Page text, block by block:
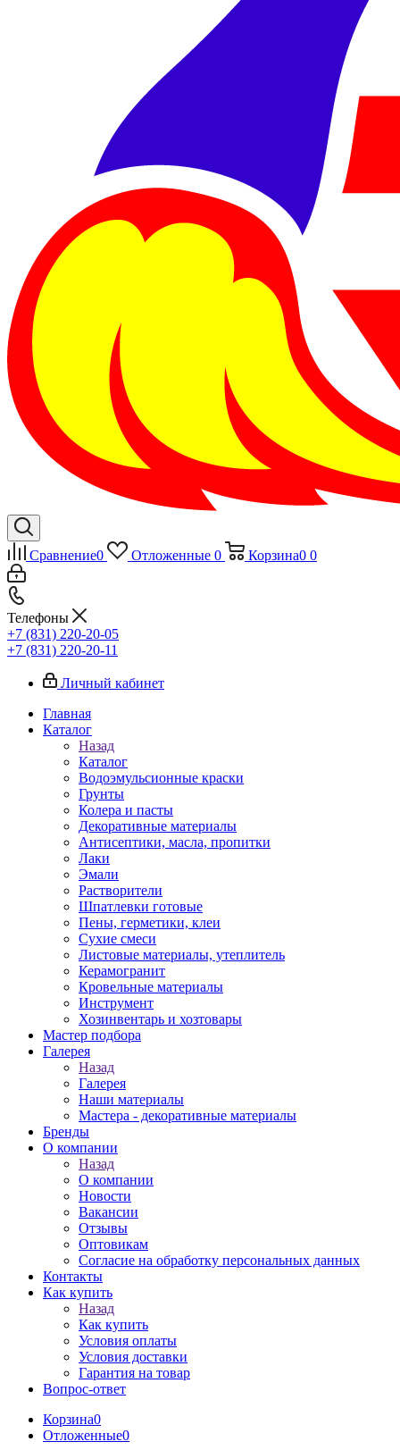
Сравнение0 Отложенные 0 Корзина0 0
Телефоны
+7 (831) 220-20-05
+7 (831) 220-20-11
Личный кабинет
Главная
Каталог
Назад
Каталог
Водоэмульсионные краски
Грунты
Колера и пасты
Декоративные материалы
Антисептики, масла, пропитки
Лаки
Эмали
Растворители
Шпатлевки готовые
Пены, герметики, клеи
Сухие смеси
Листовые материалы, утеплитель
Керамогранит
Кровельные материалы
Инструмент
Хозинвентарь и хозтовары
Мастер подбора
Галерея
Назад
Галерея
Наши материалы
Мастера - декоративные материалы
Бренды
О компании
Назад
О компании
Новости
Вакансии
Отзывы
Оптовикам
Cогласие на обработку персональных данных
Контакты
Как купить
Назад
Как купить
Условия оплаты
Условия доставки
Гарантия на товар
Вопрос-ответ
Корзина0
Отложенные0